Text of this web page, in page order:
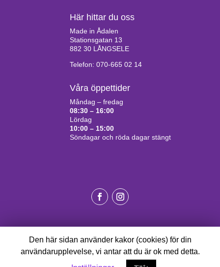
Här hittar du oss
Made in Ådalen
Stationsgatan 13
882 30 LÅNGSELE
Telefon: 070-665 02 14
Våra öppettider
Måndag – fredag
08:30 – 16:00
Lördag
10:00 – 15:00
Söndagar och röda dagar stängt
Allmänna villkorDesigned by
Den här sidan använder kakor (cookies) för din
användarupplevelse, vi antar att du är ok med detta.